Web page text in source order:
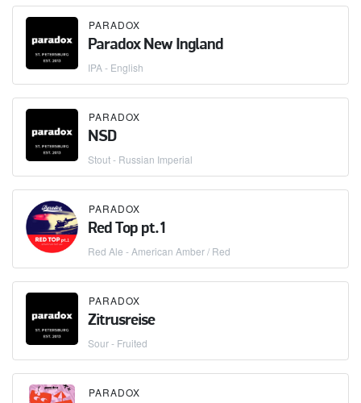
PARADOX
Paradox New Ingland
IPA - English
PARADOX
NSD
Stout - Russian Imperial
PARADOX
Red Top pt.1
Red Ale - American Amber / Red
PARADOX
Zitrusreise
Sour - Fruited
PARADOX